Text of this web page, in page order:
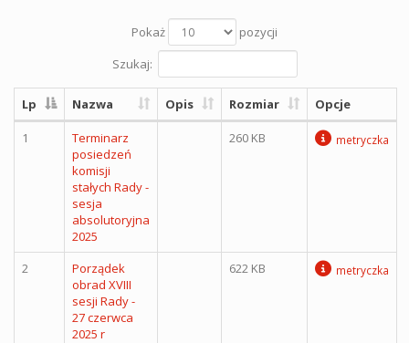
Pokaż
pozycji
Szukaj:
Lp Nazwa Opis Rozmiar Opcje
1
Terminarz
posiedzeń
komisji
stałych Rady -
sesja
absolutoryjna
2025
260 KB metryczka
2
Porządek
obrad XVIII
sesji Rady -
27 czerwca
2025 r
622 KB metryczka